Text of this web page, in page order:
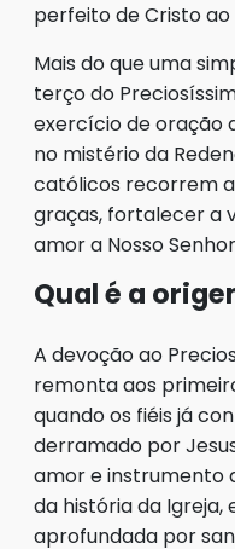
perfeito de Cristo ao
Mais do que uma
terço do
exercício de oração
no mistério da
católicos recorrem
graças, fortalecer a
amor a Nosso
Qual é a
A devoção ao
remonta aos
quando os fiéis já
derramado por
amor e instrumento
da história da Igreja,
aprofundada por